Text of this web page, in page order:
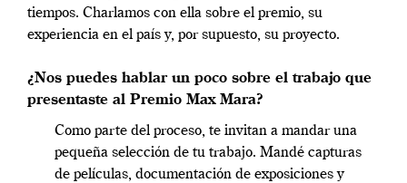
tiempos. Charlamos con ella sobre el premio, su
experiencia en el país y, por supuesto, su proyecto.
¿Nos puedes hablar un poco sobre el trabajo que
presentaste al Premio Max Mara?
Como parte del proceso, te invitan a mandar una
pequeña selección de tu trabajo. Mandé capturas
de películas, documentación de exposiciones y